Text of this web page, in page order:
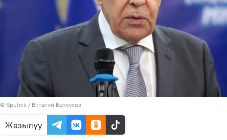
© Sputnik / Виталий Белоусов
Жазылуу